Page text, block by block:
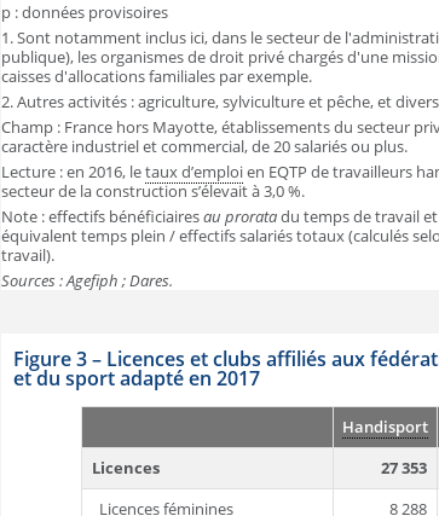
p : données provisoires
1. Sont notamment inclus ici, dans le secteur de
publique), les organismes de droit privé chargés d'une
caisses d'allocations familiales par exemple.
2. Autres activités : agriculture, sylviculture et pêche, et
Champ : France hors Mayotte, établissements du secteur
caractère industriel et commercial, de 20 salariés ou plus.
Lecture : en 2016, letaux d’emploien EQTP de travailleurs
secteur de la construction s’élevait à 3,0 %.
Note : effectifs bénéficiairesau proratadu temps de travail et
équivalent temps plein / effectifs salariés totaux (calculés
travail).
Sources : Agefiph ; Dares.
Figure 3– Licences et clubs affiliés aux
et du sport adapté en 2017
Handisport
Licences
27 353
Licences féminines
8 288